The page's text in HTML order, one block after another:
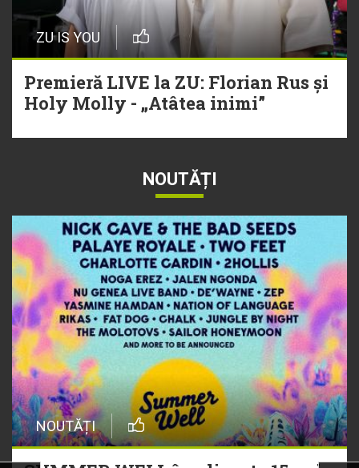
ZU IS YOU
Premieră LIVE la ZU: Florian Rus și
Holy Molly - „Atâtea inimi”
NOUTĂȚI
NOUTĂȚI